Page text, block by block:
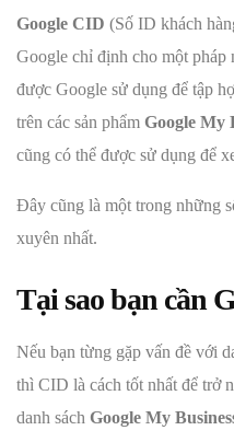
Google CID (Số ID khách
Google chỉ định cho một pháp
được Google sử dụng để tập
trên các sản phẩm Google My
cũng có thể được sử dụng để
Đây cũng là một trong những
xuyên nhất.
Tại sao bạn cần
Nếu bạn từng gặp vấn đề với
thì CID là cách tốt nhất để trở
danh sách Google My